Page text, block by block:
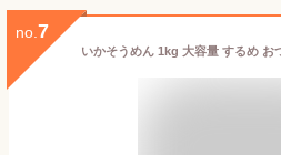
no. 7